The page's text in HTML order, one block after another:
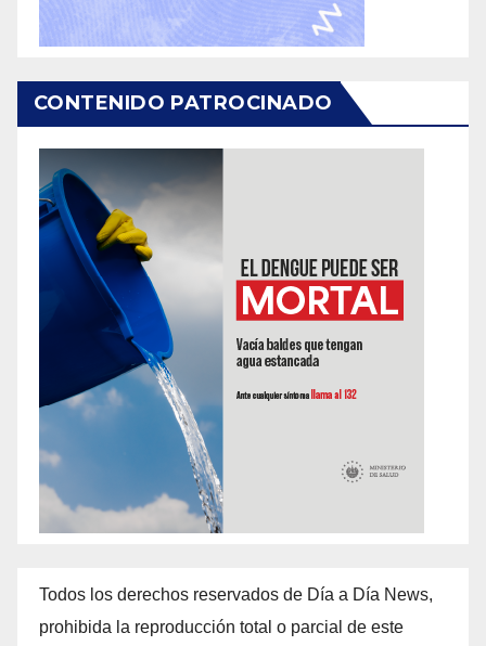
CONTENIDO PATROCINADO
Todos los derechos reservados de Día a Día News,
prohibida la reproducción total o parcial de este